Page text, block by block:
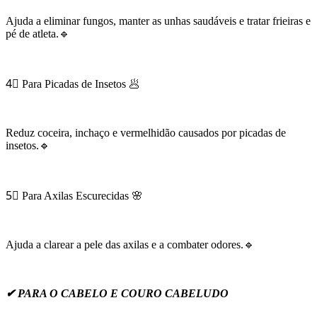
Ajuda a eliminar fungos, manter as unhas saudáveis e tratar frieiras e
pé de atleta.🔹
4⃣ Para Picadas de Insetos 🥟
Reduz coceira, inchaço e vermelhidão causados por picadas de
insetos.🔹
5⃣ Para Axilas Escurecidas 🌸
Ajuda a clarear a pele das axilas e a combater odores.🔹
✔ PARA O CABELO E COURO CABELUDO